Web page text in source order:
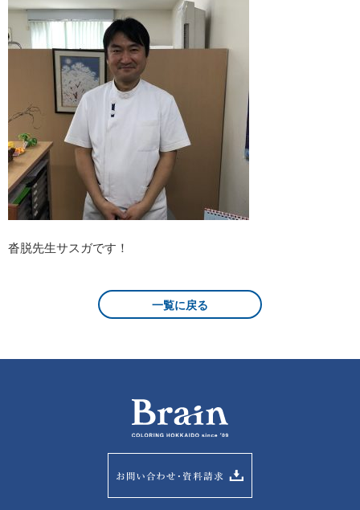
沓脱先生サスガです！
一覧に戻る